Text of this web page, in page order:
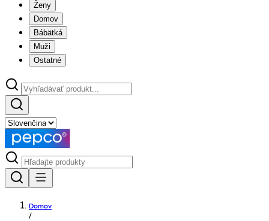
Ženy
Domov
Bábätká
Muži
Ostatné
Domov
/